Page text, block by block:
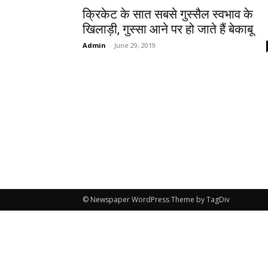
क्रिकेट के सात सबसे गुस्सैल स्वभाव के
खिलाड़ी, गुस्सा आने पर हो जाते हैं बेकाबू
Admin - June 29, 2019
© Newspaper WordPress Theme by TagDiv